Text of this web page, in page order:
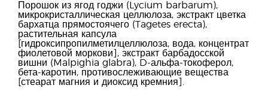
Порошок из ягод годжи (Lycium barbarum),
микрокристаллическая целлюлоза, экстракт цветка
бархатца прямостоячего (Tagetes erecta),
растительная капсула
[гидроксипропилметилцеллюлоза, вода, концентрат
фиолетовой моркови], экстракт барбадосской
вишни (Malpighia glabra), D-альфа-токоферол,
бета-каротин, противослеживающие вещества
[стеарат магния и диоксид кремния].